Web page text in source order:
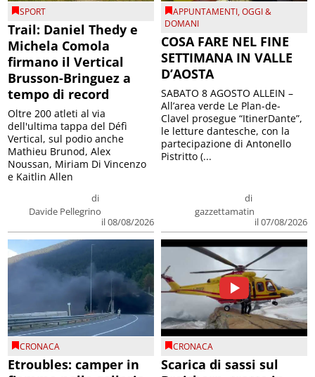
SPORT
Trail: Daniel Thedy e
Michela Comola
firmano il Vertical
Brusson-Bringuez a
tempo di record
di
Davide Pellegrino
il 08/08/2026
Oltre 200 atleti al via
dell'ultima tappa del Défì
Vertical, sul podio anche
Mathieu Brunod, Alex
Noussan, Miriam Di Vincenzo
e Kaitlin Allen
APPUNTAMENTI,OGGI &
DOMANI
COSA FARE NEL FINE
SETTIMANA IN VALLE
D’AOSTA
di
gazzettamatin
il 07/08/2026
SABATO 8 AGOSTO ALLEIN –
All’area verde Le Plan-de-
Clavel prosegue “ItinerDante”,
le letture dantesche, con la
partecipazione di Antonello
Pistritto (...
CRONACA
Etroubles: camper in
CRONACA
Scarica di sassi sul